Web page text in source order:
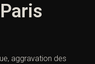
aggravation des